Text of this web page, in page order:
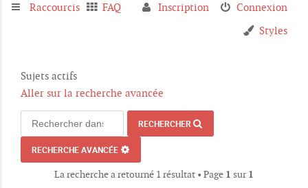
Raccourcis FAQ Connexion
Inscription
Styles
Sujets actifs
Aller sur la recherche avancée
RECHERCHER
RECHERCHE AVANCÉE
La recherche a retourné 1 résultat • Page 1 sur1